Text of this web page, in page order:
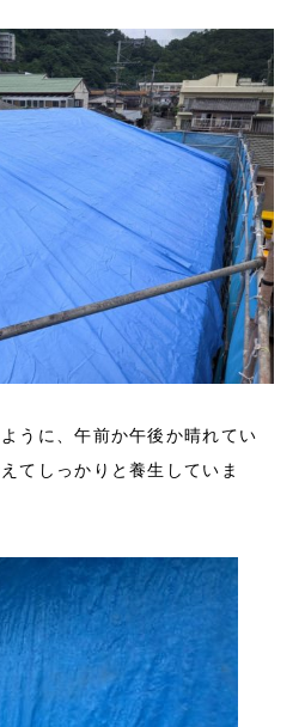
うに、午前か午後か晴れてい
てしっかりと養生していま